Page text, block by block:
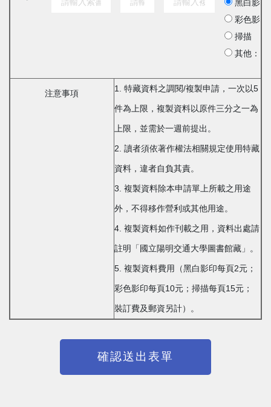
黑白影印
彩色影印
掃描
其他：
注意事項
1. 特藏資料之調閱/複製申請，一次以5
件為上限，複製資料以原件三分之一為
上限，並需於一週前提出。
2. 讀者須依著作權法相關規定使用特藏
資料，違者自負其責。
3. 複製資料除本申請單上所載之用途
外，不得移作營利或其他用途。
4. 複製資料如作刊載之用，資料出處請
註明「國立陽明交通大學圖書館藏」。
5. 複製資料費用（黑白影印每頁2元；
彩色影印每頁10元；掃描每頁15元；
裝訂費及郵資另計）。